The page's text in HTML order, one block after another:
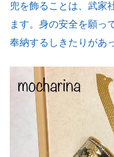
兜を飾ることは、武家
ます。身の安全を願っ
奉納するしきたりがあ